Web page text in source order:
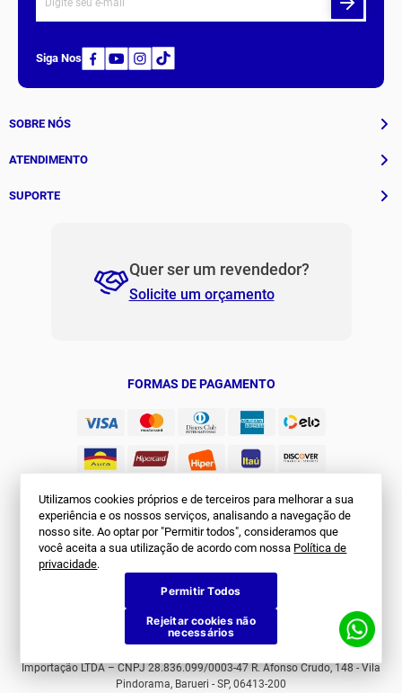
Utilizamos cookies próprios e de terceiros para melhorar a sua
experiência e os nossos serviços, analisando a navegação de
nosso site. Ao optar por "Permitir todos", consideramos que
você aceita a sua utilização de acordo com nossa Política de
privacidade.
Permitir Todos
Rejeitar cookies não
necessários
Siga Nos
SOBRE NÓS
História
Patrocinados
ATENDIMENTO
Whatsapp
contato@jomabr.com.br
SUPORTE
Regulamento Joma Club
Quer ser um revendedor?
Solicite um orçamento
FORMAS DE PAGAMENTO
SEGURANÇA
Importação LTDA – CNPJ 28.836.099/0003-47 R. Afonso Crudo, 148 - Vila
Pindorama, Barueri - SP, 06413-200